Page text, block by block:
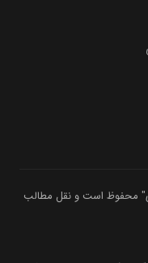
محفوظ است و نقل مطالب